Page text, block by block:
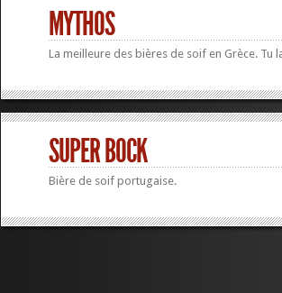
MYTHOS
La meilleure des bières de soif en Grèce.
SUPER BOCK
Bière de soif portugaise.